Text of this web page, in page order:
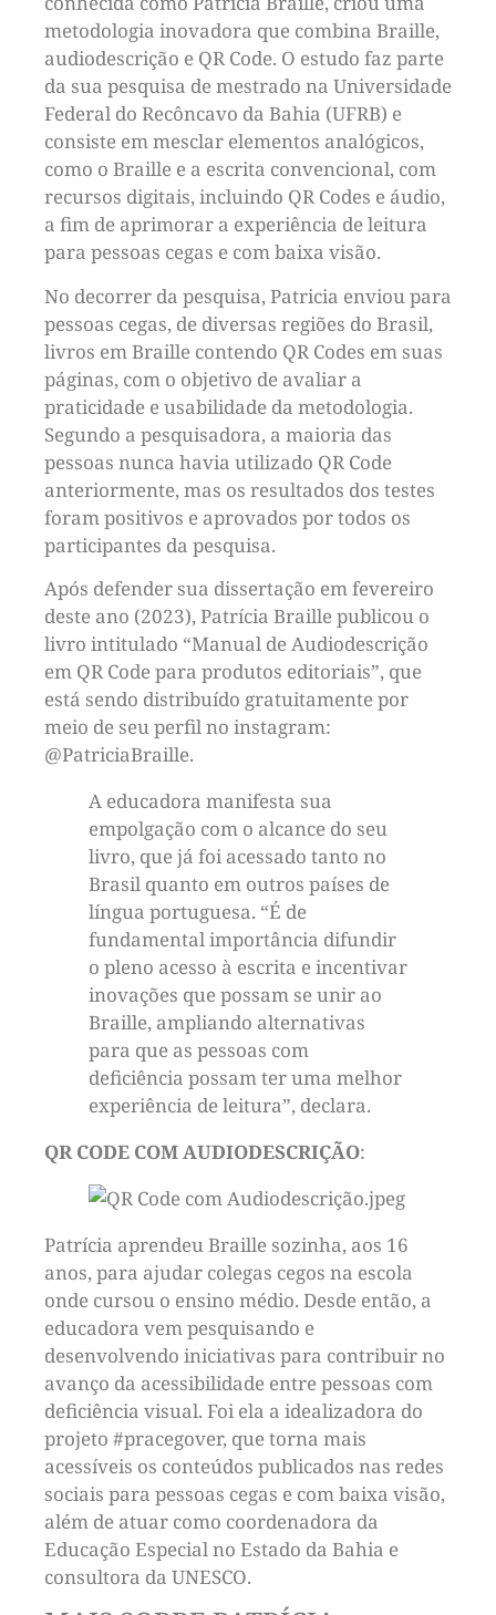
metodologia inovadora que combina Braille,
audiodescrição e QR Code. O estudo faz parte
da sua pesquisa de mestrado na Universidade
Federal do Recôncavo da Bahia (UFRB) e
consiste em mesclar elementos analógicos,
como o Braille e a escrita convencional, com
recursos digitais, incluindo QR Codes e áudio,
a fim de aprimorar a experiência de leitura
para pessoas cegas e com baixa visão.
No decorrer da pesquisa, Patricia enviou para
pessoas cegas, de diversas regiões do Brasil,
livros em Braille contendo QR Codes em suas
páginas, com o objetivo de avaliar a
praticidade e usabilidade da metodologia.
Segundo a pesquisadora, a maioria das
pessoas nunca havia utilizado QR Code
anteriormente, mas os resultados dos testes
foram positivos e aprovados por todos os
participantes da pesquisa.
Após defender sua dissertação em fevereiro
deste ano (2023), Patrícia Braille publicou o
livro intitulado “Manual de Audiodescrição
em QR Code para produtos editoriais”, que
está sendo distribuído gratuitamente por
meio de seu perfil no instagram:
@‌PatriciaBraille.
A educadora manifesta sua
empolgação com o alcance do seu
livro, que já foi acessado tanto no
Brasil quanto em outros países de
língua portuguesa. “É de
fundamental importância difundir
o pleno acesso à escrita e incentivar
inovações que possam se unir ao
Braille, ampliando alternativas
para que as pessoas com
deficiência possam ter uma melhor
experiência de leitura”, declara.
QR CODE COM AUDIODESCRIÇÃO:
Patrícia aprendeu Braille sozinha, aos 16
anos, para ajudar colegas cegos na escola
onde cursou o ensino médio. Desde então, a
educadora vem pesquisando e
desenvolvendo iniciativas para contribuir no
avanço da acessibilidade entre pessoas com
deficiência visual. Foi ela a idealizadora do
projeto #pracegover, que torna mais
acessíveis os conteúdos publicados nas redes
sociais para pessoas cegas e com baixa visão,
além de atuar como coordenadora da
Educação Especial no Estado da Bahia e
consultora da UNESCO.